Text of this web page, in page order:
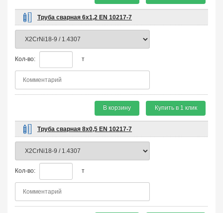
Труба сварная 6х1,2 EN 10217-7
Кол-во: т
В корзину Купить в 1 клик
Труба сварная 8х0,5 EN 10217-7
Кол-во: т